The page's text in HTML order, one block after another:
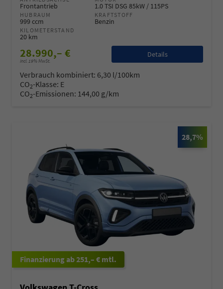
Frontantrieb 1.0 TSI DSG 85kW / 115PS
HUBRAUM
999 ccm
KRAFTSTOFF
Benzin
KILOMETERSTAND
20 km
28.990,– €
incl. 19% MwSt.
Details
Verbrauch kombiniert: 6,30 l/100km
CO2-Klasse: E
CO2-Emissionen: 144,00 g/km
28,7%
ab 251,– € mtl.